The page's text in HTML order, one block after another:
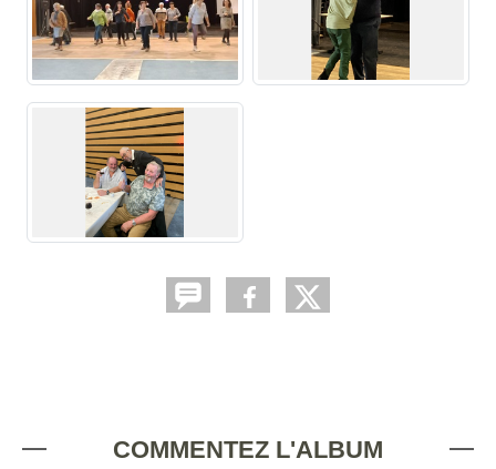
COMMENTEZ L'ALBUM